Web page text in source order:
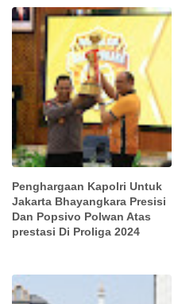
Penghargaan Kapolri Untuk
Jakarta Bhayangkara Presisi
Dan Popsivo Polwan Atas
prestasi Di Proliga 2024